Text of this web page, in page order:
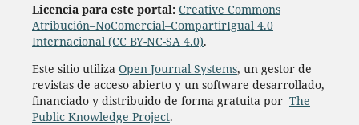
Licencia para este portal: Creative Commons
Atribución–NoComercial–CompartirIgual 4.0
Internacional (CC BY-NC-SA 4.0).
Este sitio utiliza Open Journal Systems, un gestor de
revistas de acceso abierto y un software desarrollado,
financiado y distribuido de forma gratuita por The
Public Knowledge Project.